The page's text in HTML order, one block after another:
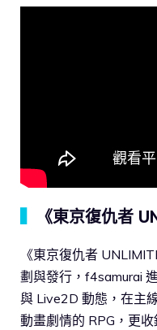
《東京復仇者
《東京復仇者
劃與發行，f4samurai
與 Live2D 動態，在主
動畫劇情的 RPG，更